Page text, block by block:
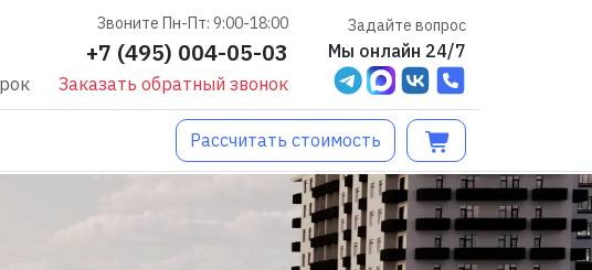
Звоните Пн-Пт: 9:00-18:00
+7 (495) 004-05-03
Заказать обратный звонок
Задайте вопрос
Мы онлайн 24/7
Рассчитать стоимость